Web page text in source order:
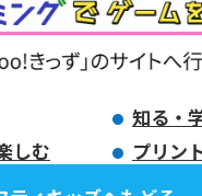
知る・
しむ
プリン